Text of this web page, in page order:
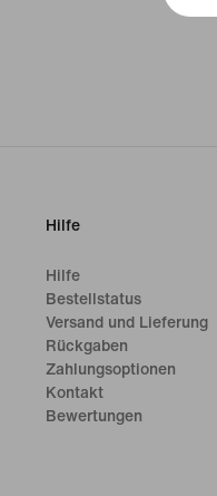
Hilfe
Hilfe
Bestellstatus
Versand und Lieferung
Rückgaben
Zahlungsoptionen
Kontakt
Bewertungen